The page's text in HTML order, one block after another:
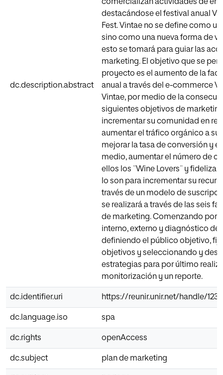
dc.description.abstract
comercializan actividades de
destacándose el festival anual
Fest. Vintae no se define como
sino como una nueva forma de
esto se tomará para guiar las
marketing. El objetivo que se
proyecto es el aumento de la
anual a través del e-commerce
Vintae, por medio de la
siguientes objetivos de
incrementar su comunidad en
aumentar el tráfico orgánico a su
mejorar la tasa de conversión y
medio, aumentar el número de
ellos los ¨Wine Lovers¨ y fidelizar
lo son para incrementar su
través de un modelo de
se realizará a través de las seis
de marketing. Comenzando por
interno, externo y diagnóstico de
definiendo el público objetivo,
objetivos y seleccionando y
estrategias para por último
monitorización y un reporte.
dc.identifier.uri https://reunir.unir.net/handle/
dc.language.iso spa
dc.rights openAccess
dc.subject plan de marketing